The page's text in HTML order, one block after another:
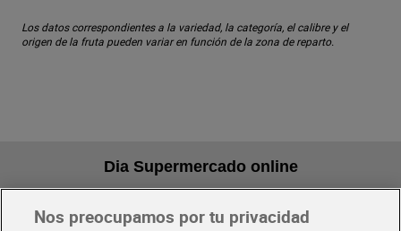
Los datos correspondientes a la variedad, la categoría, el calibre y el
origen de la fruta pueden variar en función de la zona de reparto.
Dia Supermercado online
Pide hoy, recibe hoy
Nos preocupamos por tu privacidad